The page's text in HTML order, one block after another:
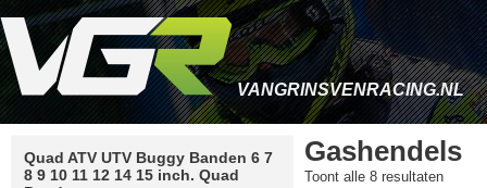
VANGRINSVENRACING.NL
Quad ATV UTV Buggy Banden 6 7
8 9 10 11 12 14 15 inch. Quad
Gashendels
Toont alle 8 resultaten